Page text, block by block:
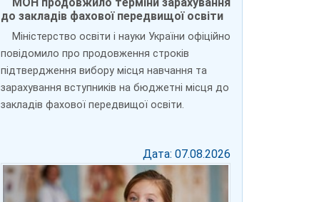
до закладів фахової передвищої освіти
Міністерство освіти і науки України офіційно
повідомило про продовження строків
підтвердження вибору місця навчання та
зарахування вступників на бюджетні місця до
закладів фахової передвищої освіти.
Дата: 07.08.2026